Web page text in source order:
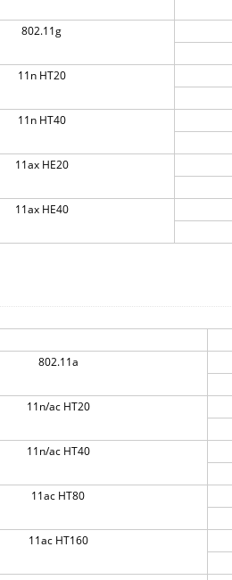
802.11g
11n HT20
11n HT40
11ax HE20
11ax HE40
802.11a
11n/ac HT20
11n/ac HT40
11ac HT80
11ac HT160